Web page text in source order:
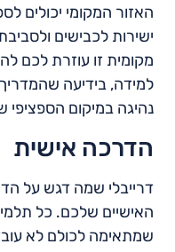
האזור המקומי יכולים
ישירות לכבישים
מקומית זו עוזרת לכם
למידה, בידיעה
נהיגה במיקום הספציפי
הדרכה אישית
דרייבלי שמה דגש על
האישיים שלכם. כל
שמתאימה לכולם לא